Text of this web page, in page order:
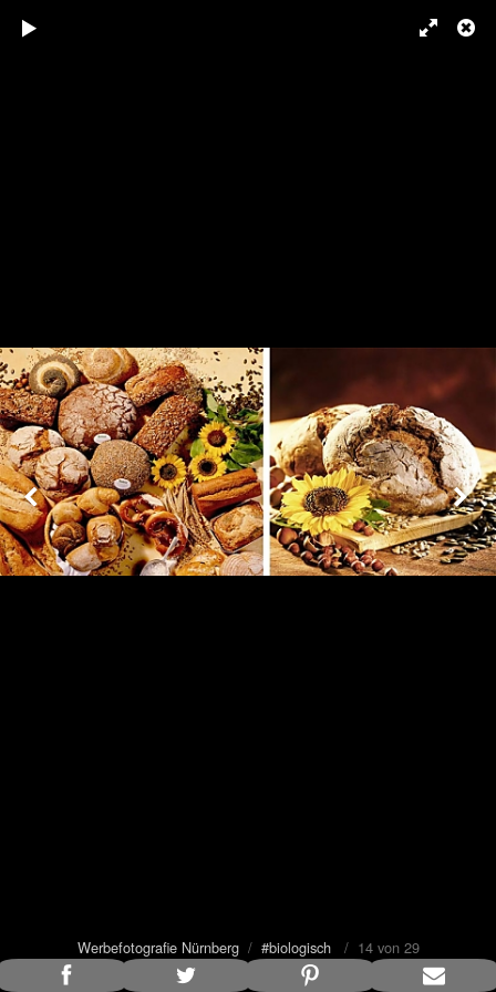
Werbefotografie Nürnberg/ #biologisch/ 14 von 29
Bildunterschrift anzeigen